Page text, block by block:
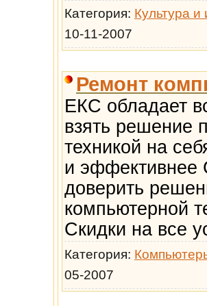
Категория: Культура и
10-11-2007
Ремонт
ЕКС обладает
взять решение
техникой на
и эффективнее
доверить
компьютерной
Скидки на все
Категория:
05-2007